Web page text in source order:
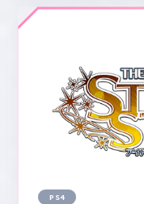
PS4